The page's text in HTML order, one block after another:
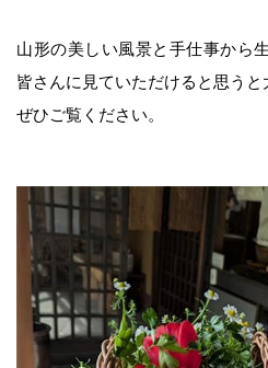
会社概要・沿革
取扱店一覧
リンク集
山形の美しい風景と手仕事から
皆さんに見ていただけると思うと
ぜひご覧ください。